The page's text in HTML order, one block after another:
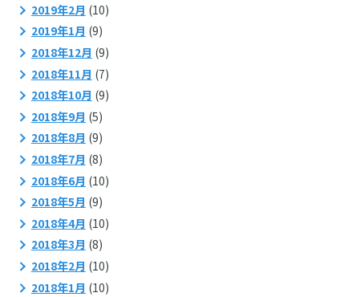
2019年2月 (10)
2019年1月 (9)
2018年12月 (9)
2018年11月 (7)
2018年10月 (9)
2018年9月 (5)
2018年8月 (9)
2018年7月 (8)
2018年6月 (10)
2018年5月 (9)
2018年4月 (10)
2018年3月 (8)
2018年2月 (10)
2018年1月 (10)